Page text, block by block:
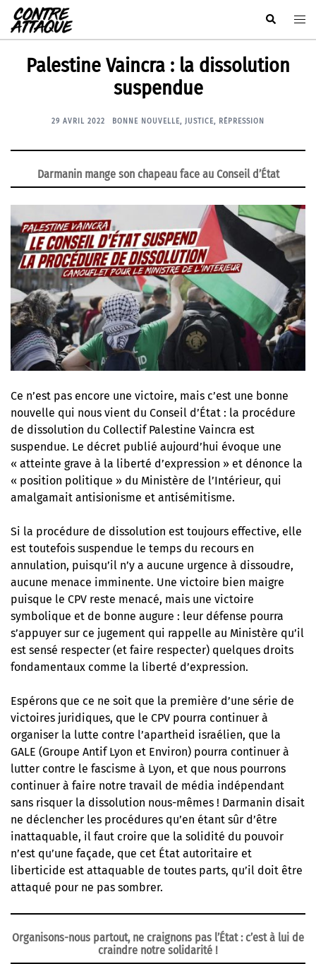
Aller
au
contenu
Rechercher
Palestine Vaincra : la dissolution
suspendue
29 AVRIL 2022 BONNE NOUVELLE, JUSTICE, RÉPRESSION
Darmanin mange son chapeau face au Conseil d’État
Ce n’est pas encore une victoire, mais c’est une bonne
nouvelle qui nous vient du Conseil d’État : la procédure
de dissolution du Collectif Palestine Vaincra est
suspendue. Le décret publié aujourd’hui évoque une
« atteinte grave à la liberté d’expression » et dénonce la
« position politique » du Ministère de l’Intérieur, qui
amalgamait antisionisme et antisémitisme.
Si la procédure de dissolution est toujours effective, elle
est toutefois suspendue le temps du recours en
annulation, puisqu’il n’y a aucune urgence à dissoudre,
aucune menace imminente. Une victoire bien maigre
puisque le CPV reste menacé, mais une victoire
symbolique et de bonne augure : leur défense pourra
s’appuyer sur ce jugement qui rappelle au Ministère qu’il
est sensé respecter (et faire respecter) quelques droits
fondamentaux comme la liberté d’expression.
Espérons que ce ne soit que la première d’une série de
victoires juridiques, que le CPV pourra continuer à
organiser la lutte contre l’apartheid israélien, que la
GALE (Groupe Antif Lyon et Environ) pourra continuer à
lutter contre le fascisme à Lyon, et que nous pourrons
continuer à faire notre travail de média indépendant
sans risquer la dissolution nous-mêmes ! Darmanin disait
ne déclencher les procédures qu’en étant sûr d’être
inattaquable, il faut croire que la solidité du pouvoir
n’est qu’une façade, que cet État autoritaire et
liberticide est attaquable de toutes parts, qu’il doit être
attaqué pour ne pas sombrer.
Organisons-nous partout, ne craignons pas l’État : c’est à lui de
craindre notre solidarité !